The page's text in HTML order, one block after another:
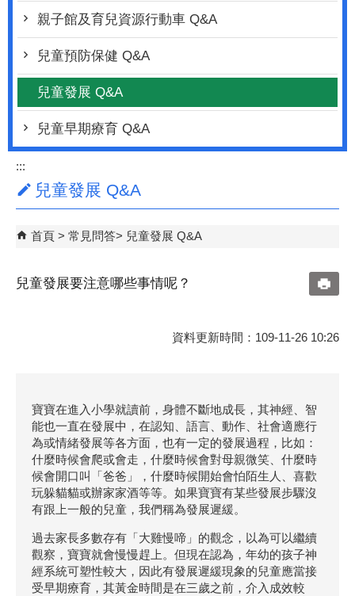
親子館及育兒資源行動車 Q&A
兒童預防保健 Q&A
兒童發展 Q&A
兒童早期療育 Q&A
:::
兒童發展 Q&A
首頁 常見問答 兒童發展 Q&A
兒童發展要注意哪些事情呢？
資料更新時間：109-11-26 10:26
寶寶在進入小學就讀前，身體不斷地成長，其神經、智
能也一直在發展中，在認知、語言、動作、社會適應行
為或情緒發展等各方面，也有一定的發展過程，比如：
什麼時候會爬或會走，什麼時候會對母親微笑、什麼時
候會開口叫「爸爸」，什麼時候開始會怕陌生人、喜歡
玩躲貓貓或辦家家酒等等。如果寶寶有某些發展步驟沒
有跟上一般的兒童，我們稱為發展遲緩。
過去家長多數存有「大雞慢啼」的觀念，以為可以繼續
觀察，寶寶就會慢慢趕上。但現在認為，年幼的孩子神
經系統可塑性較大，因此有發展遲緩現象的兒童應當接
受早期療育，其黃金時間是在三歲之前，介入成效較